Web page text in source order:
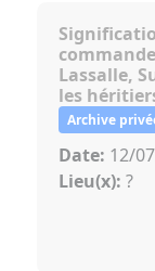
Lassalle,
les
Archive
Date: 12/
Lieu(x): ?